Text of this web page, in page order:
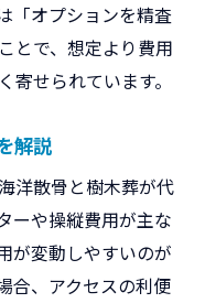
「オプションを精査
とで、想定より費用
せられています。
解説
洋散骨と樹木葬が代
ーや操縦費用が主な
が変動しやすいのが
合、アクセスの利便